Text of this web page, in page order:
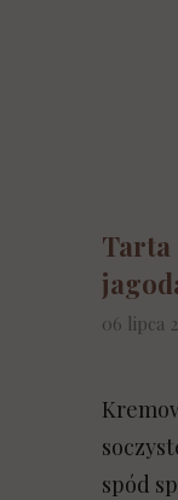
Tarta
06 lipca
spód